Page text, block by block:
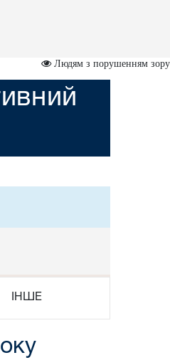
Людям з порушенням зору
ІНШЕ